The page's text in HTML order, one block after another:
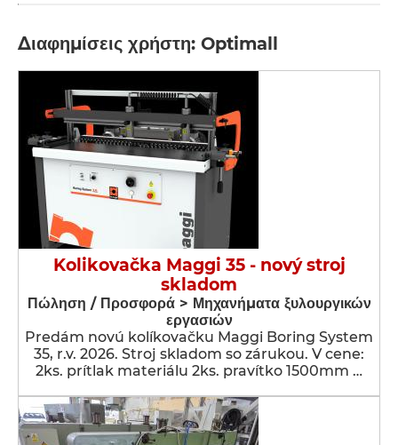
Διαφημίσεις χρήστη: Optimall
Kolikovačka Maggi 35 - nový stroj
skladom
Πώληση / Προσφορά > Μηχανήματα ξυλουργικών
εργασιών
Predám novú kolíkovačku Maggi Boring System
35, r.v. 2026. Stroj skladom so zárukou. V cene:
2ks. prítlak materiálu 2ks. pravítko 1500mm …